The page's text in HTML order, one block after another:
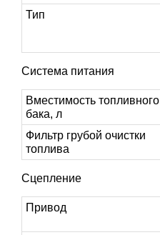
Тип
Система питания
Вместимость топливного
бака, л
Фильтр грубой очистки
топлива
Сцепление
Привод